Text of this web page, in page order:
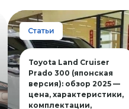
Статьи
Toyota Land Cruiser
Prado 300 (японская
версия): обзор 2025 —
цена, характеристики,
комплектации,